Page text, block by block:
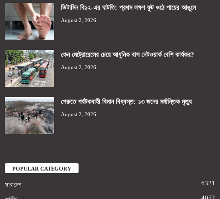
ভিটামিন বি১২-এর ঘাটতি: প্রথম লক্ষণ ফুট ওঠে পায়ের আঙুলে
August 2, 2026
কেন মেট্রোরেলের চেয়ে আধুনিক বাস নেটওয়ার্ক বেশি কার্যকর?
August 2, 2026
পেরুতে পর্যটকবাহী বিমান বিধ্বস্ত: ১৩ জনের মর্মান্তিক মৃত্যু
August 2, 2026
POPULAR CATEGORY
সারাদেশ 6321